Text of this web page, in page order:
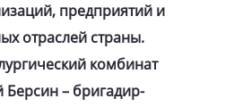
предприятий и
отраслей страны.
комбинат
Берсин – бригадир-